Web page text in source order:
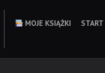
MOJE KSIĄŻKI START